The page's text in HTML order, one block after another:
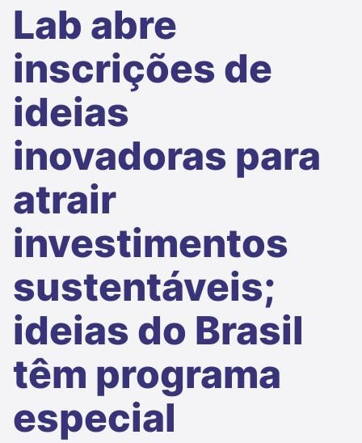
Lab abre
inscrições de
ideias
inovadoras para
atrair
investimentos
sustentáveis;
ideias do Brasil
têm programa
especial